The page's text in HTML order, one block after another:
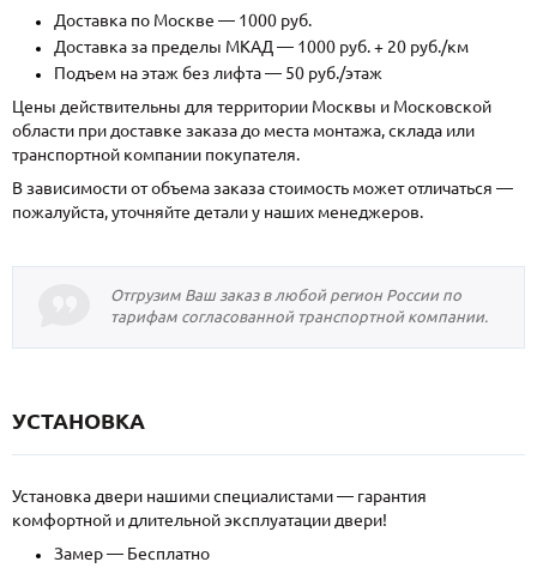
Доставка по Москве — 1000 руб.
Доставка за пределы МКАД — 1000 руб. + 20 руб./км
Подъем на этаж без лифта — 50 руб./этаж
Цены действительны для территории Москвы и Московской
области при доставке заказа до места монтажа, склада или
транспортной компании покупателя.
В зависимости от объема заказа стоимость может отличаться —
пожалуйста, уточняйте детали у наших менеджеров.
Отгрузим Ваш заказ в любой регион России по
тарифам согласованной транспортной компании.
УСТАНОВКА
Установка двери нашими специалистами — гарантия
комфортной и длительной эксплуатации двери!
Замер — Бесплатно